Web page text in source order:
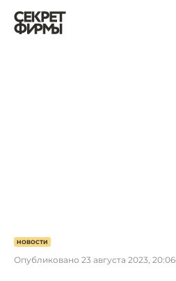
НОВОСТИ
Опубликовано 23 августа 2023, 20:06